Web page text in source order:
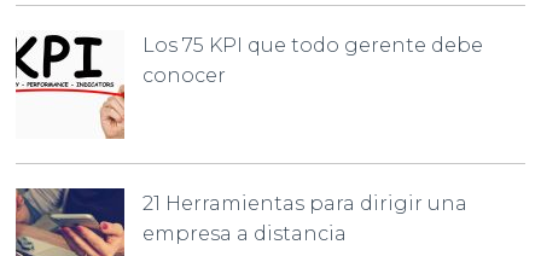
Los 75 KPI que todo gerente debe
conocer
21 Herramientas para dirigir una
empresa a distancia